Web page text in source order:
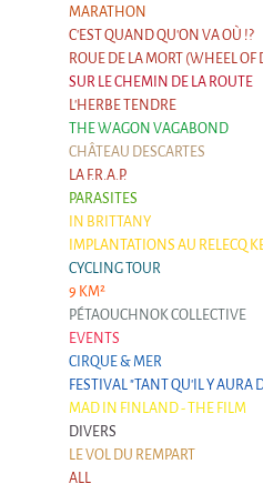
MARATHON
C'EST QUAND QU'ON VA OÙ !?
ROUE DE LA MORT (WHEEL OF
SUR LE CHEMIN DE LA ROUTE
L'HERBE TENDRE
THE WAGON VAGABOND
CHÂTEAU DESCARTES
LA F.R.A.P.
PARASITES
IN BRITTANY
IMPLANTATIONS AU RELECQ
CYCLING TOUR
9 KM²
PÉTAOUCHNOK COLLECTIVE
EVENTS
CIRQUE & MER
FESTIVAL "TANT QU'IL Y AURA
MAD IN FINLAND - THE FILM
DIVERS
LE VOL DU REMPART
ALL